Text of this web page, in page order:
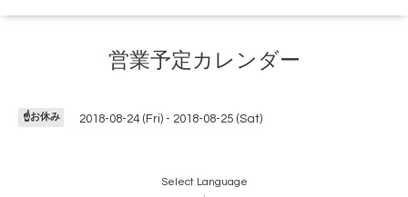
営業予定カレンダー
☝️お休み 2018-08-24 (Fri) - 2018-08-25 (Sat)
Select Language